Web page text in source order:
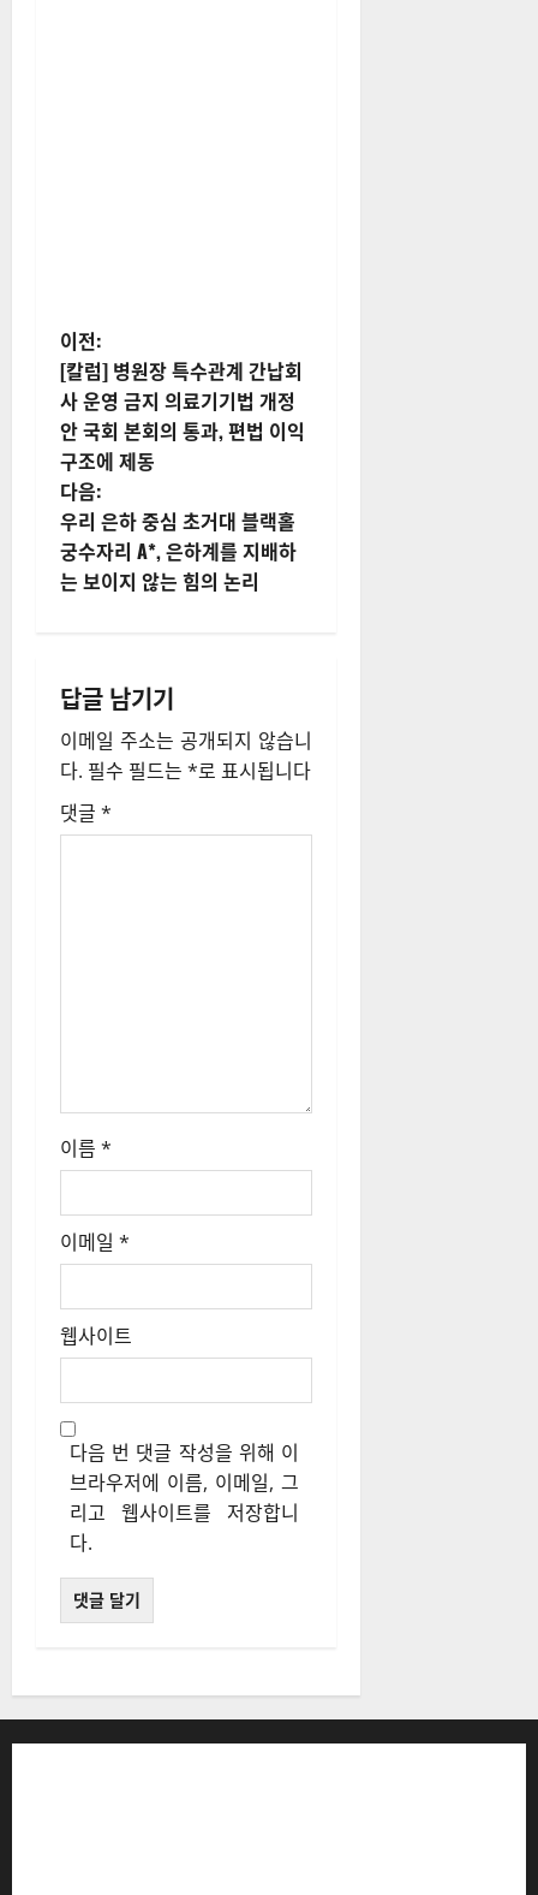
게
시
물
내
비
게
션
이전:
[칼럼] 병원장 특수관계 간납회
사 운영 금지 의료기기법 개정
안 국회 본회의 통과, 편법 이익
구조에 제동
다음:
우리 은하 중심 초거대 블랙홀
궁수자리 A*, 은하계를 지배하
는 보이지 않는 힘의 논리
답글 남기기
이메일 주소는 공개되지 않습니
다. 필수 필드는 *로 표시됩니다
댓글 *
이름 *
이메일 *
웹사이트
다음 번 댓글 작성을 위해 이
브라우저에 이름, 이메일, 그
리고 웹사이트를 저장합니
다.